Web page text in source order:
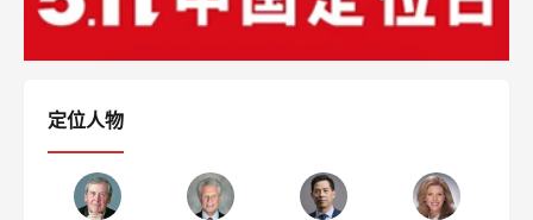
定位人物